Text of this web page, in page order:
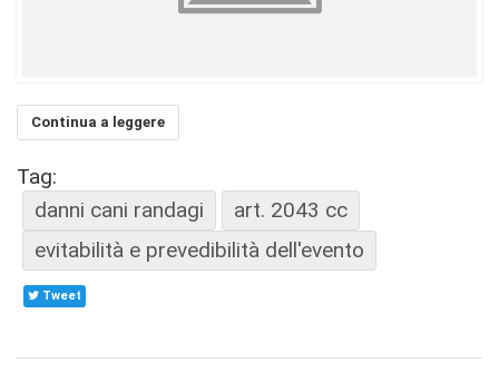
Continua a leggere
Tag:
danni cani randagi
art. 2043 cc
evitabilità e prevedibilità dell'evento
Tweet